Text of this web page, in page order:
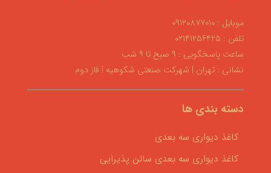
موبایل : ۰۹۱۲۰۸۷۷۰۱۰
تلفن : ۰۲۱۴۱۲۵۶۴۲۵
ساعت پاسخگویی : ۹ صبح تا ۹ شب
نشانی : تهران | شهرکت صنعتی شکوهیه | فاز دوم
دسته بندی ها
کاغذ دیواری سه بعدی
کاغذ دیواری سه بعدی سالن پذیرایی